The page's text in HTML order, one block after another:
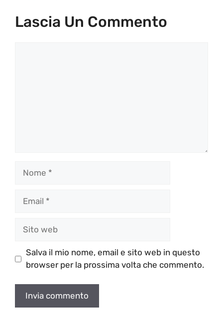
Lascia Un Commento
Salva il mio nome, email e sito web in questo
browser per la prossima volta che commento.